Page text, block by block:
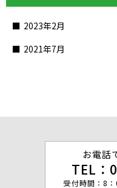
2023年2月
2021年7月
お電話
TEL：
受付時間：8